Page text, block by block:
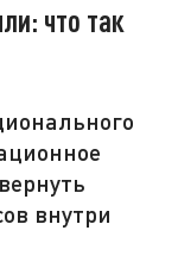
что так
внутри